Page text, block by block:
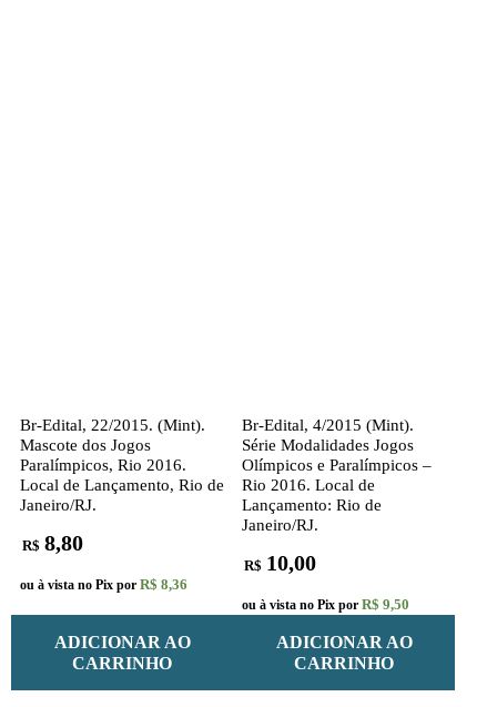
Br-Edital, 22/2015. (Mint).
Mascote dos Jogos
Paralímpicos, Rio 2016.
Local de Lançamento, Rio de
Janeiro/RJ.
R$ 8,80
ou à vista no Pix por R$ 8,36
ADICIONAR AO
CARRINHO
Br-Edital, 4/2015 (Mint).
Série Modalidades Jogos
Olímpicos e Paralímpicos –
Rio 2016. Local de
Lançamento: Rio de
Janeiro/RJ.
R$ 10,00
ou à vista no Pix por R$ 9,50
ADICIONAR AO
CARRINHO